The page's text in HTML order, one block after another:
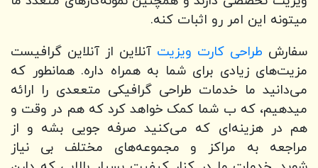
میتونه این امر رو اثبات کنه.
سفارش طراحی کارت ویزیت آنلاین از آنلاین گرافیست
مزیت‌های زیادی برای شما به همراه داره. همانطور که
می‌دانید ما خدمات طراحی گرافیکی متععدی را ارائه
میدهیم، که ب شما کمک خواهد کرد که هم در وقت و
هم در هزینه‌ای که می‌کنید صرفه جویی بشه و از
مراجعه به مراکز و مجموعه‌های مختلف بی نیاز